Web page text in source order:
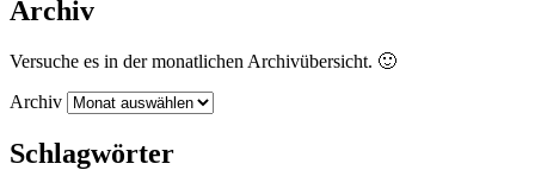
Archiv
Versuche es in der monatlichen Archivübersicht. 🙂
Archiv
Schlagwörter